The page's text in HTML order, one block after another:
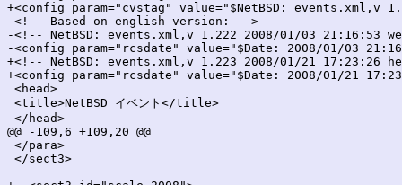
+<config param="cvstag" value="$NetBSD: events.xml,v
<!-- Based on english version: -->
-<!-- NetBSD: events.xml,v 1.222 2008/01/03 21:16:53
-<config param="rcsdate" value="$Date: 2008/01/03
+<!-- NetBSD: events.xml,v 1.223 2008/01/21 17:23:26
+<config param="rcsdate" value="$Date: 2008/01/21
<head>
<title>NetBSD イベント</title>
</head>
@@ -109,6 +109,20 @@
</para>
</sect3>